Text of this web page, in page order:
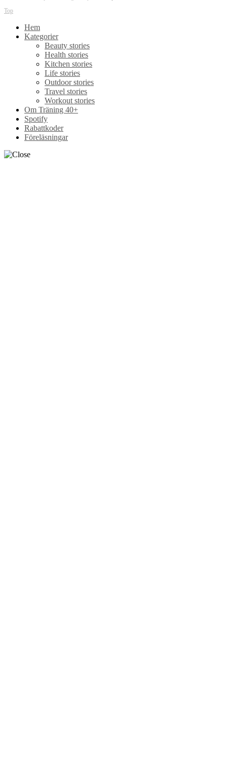
Top
Hem
Kategorier
Beauty stories
Health stories
Kitchen stories
Life stories
Outdoor stories
Travel stories
Workout stories
Om Träning 40+
Spotify
Rabattkoder
Föreläsningar